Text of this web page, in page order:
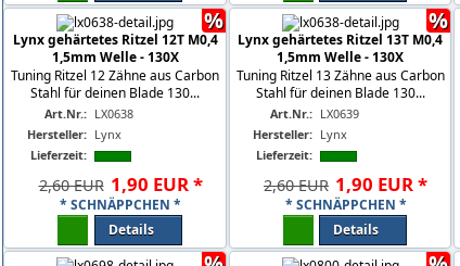
Lynx gehärtetes Ritzel 12T M0,4
1,5mm Welle - 130X
Tuning Ritzel 12 Zähne aus Carbon
Stahl für deinen Blade 130...
Art.Nr.: LX0638
Hersteller: Lynx
Lieferzeit:
2,60 EUR 1,90 EUR*
* SCHNÄPPCHEN *
Details
%
Lynx gehärtetes Ritzel 13T M0,4
1,5mm Welle - 130X
Tuning Ritzel 13 Zähne aus Carbon
Stahl für deinen Blade 130...
Art.Nr.: LX0639
Hersteller: Lynx
Lieferzeit:
2,60 EUR 1,90 EUR*
* SCHNÄPPCHEN *
Details
%